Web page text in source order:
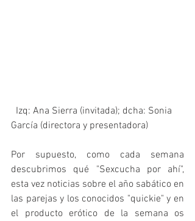
García (directora y presentadora)
Por supuesto, como cada semana
descubrimos qué "Sexcucha por ahí",
esta vez noticias sobre el año sabático en
las parejas y los conocidos "quickie" y en
el producto erótico de la semana os